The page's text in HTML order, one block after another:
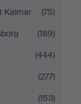
Kalmar
(75)
(189)
(444)
(277)
(153)